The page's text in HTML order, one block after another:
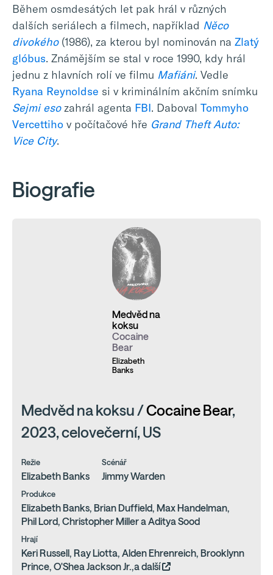
Během osmdesátých let pak hrál v různých
dalších seriálech a filmech, například Něco
divokého(1986), za kterou byl nominován na Zlatý
glóbus. Známějším se stal v roce 1990, kdy hrál
jednu z hlavních rolí ve filmu Mafiáni. Vedle
Ryana Reynoldse si v kriminálním akčním snímku
Sejmi esozahrál agenta FBI. Daboval Tommyho
Vercettiho v počítačové hře Grand Theft Auto:
Vice City.
Biografie
Medvěd na
koksu
Cocaine
Bear
Elizabeth
Banks
Medvěd na koksu /Cocaine Bear,
2023, celovečerní, US
Režie
Elizabeth Banks
Scénář
Jimmy Warden
Produkce
Elizabeth Banks, Brian Duffield, Max Handelman,
Phil Lord, Christopher Miller a Aditya Sood
Hrají
Keri Russell, Ray Liotta, Alden Ehrenreich, Brooklynn
Prince, O'Shea Jackson Jr.,a další